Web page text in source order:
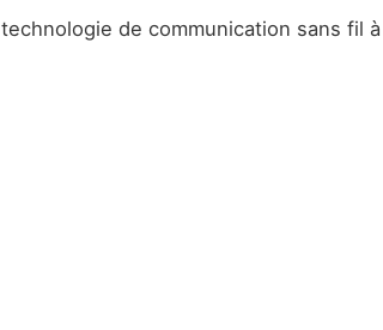
de communication sans fil à